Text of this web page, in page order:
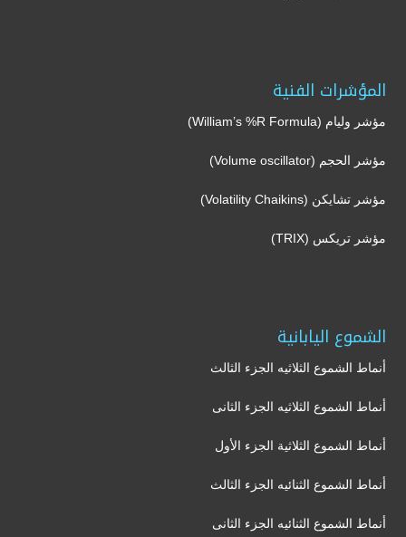
المؤشرات الفنية
مؤشر وليام (William’s %R Formula)
مؤشر الحجم (Volume oscillator)
مؤشر تشايكن (Volatility Chaikins)
مؤشر تريكس (TRIX)
الشموع اليابانية
أنماط الشموع الثلاثيه الجزء الثالث
أنماط الشموع الثلاثيه الجزء الثانى
أنماط الشموع الثلاثية الجزء الأول
أنماط الشموع الثنائيه الجزء الثالث
أنماط الشموع الثنائيه الجزء الثانى